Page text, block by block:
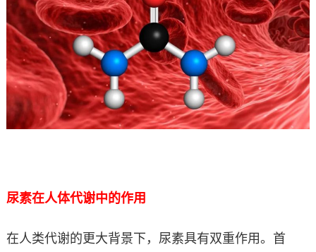
尿素在人体代谢中的作用
在人类代谢的更大背景下，尿素具有双重作用。首